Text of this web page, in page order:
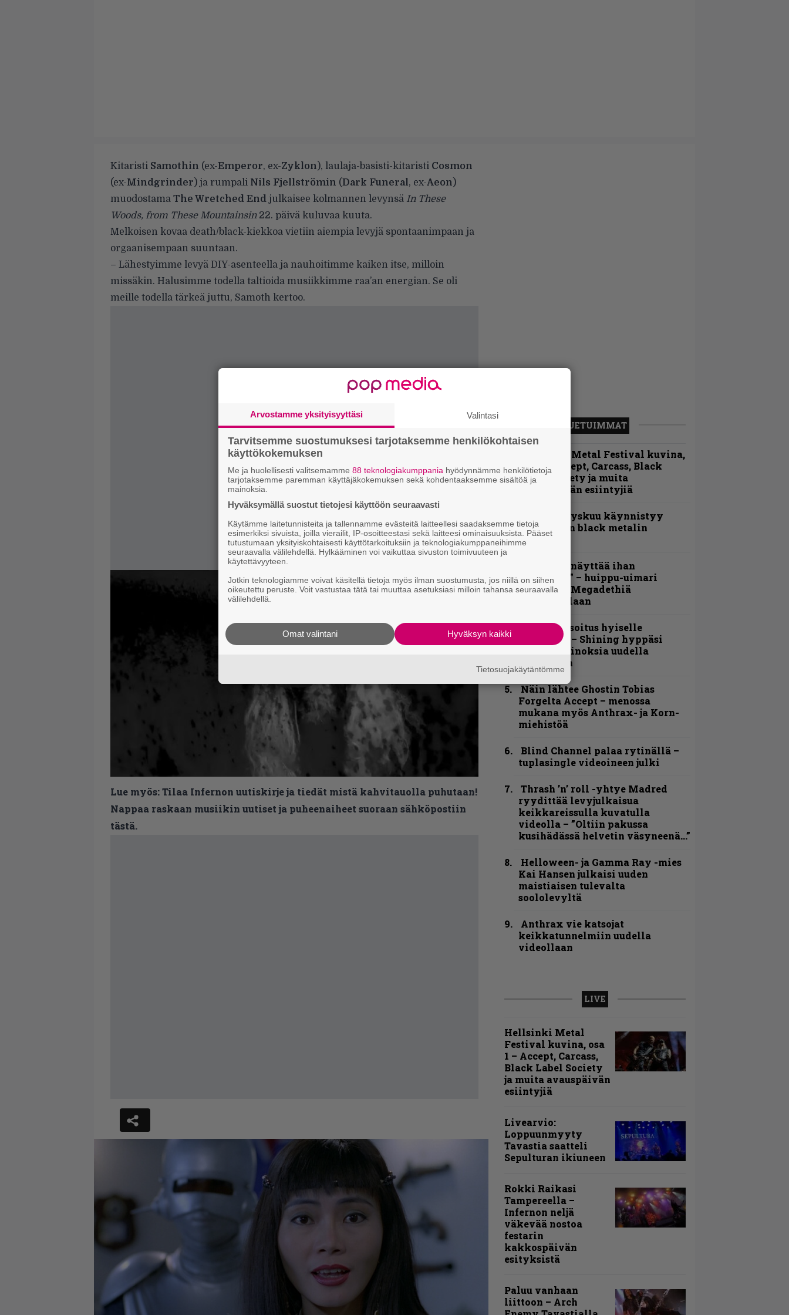
Kitaristi Samothin (ex-Emperor, ex-Zyklon), laulaja-basisti-kitaristi Cosmon
(ex-Mindgrinder) ja rumpali Nils Fjellströmin (Dark Funeral, ex-Aeon)
muodostama The Wretched End julkaisee kolmannen levynsä In These
Woods, from These Mountainsin22. päivä kuluvaa kuuta.
Melkoisen kovaa death/black-kiekkoa vietiin aiempia levyjä spontaanimpaan ja
orgaanisempaan suuntaan.
– Lähestyimme levyä DIY-asenteella ja nauhoitimme kaiken itse, milloin
missäkin. Halusimme todella taltioida musiikkimme raa’an energian. Se oli
meille todella tärkeä juttu, Samoth kertoo.
Lue myös:Tilaa Infernon uutiskirje ja tiedät mistä kahvitauolla puhutaan!
Nappaa raskaan musiikin uutiset ja puheenaiheet suoraan sähköpostiin
tästä.
LUETUIMMAT
Hellsinki Metal Festival kuvina,
osa 1 – Accept, Carcass, Black
Label Society ja muita
avauspäivän esiintyjiä
Espoon syyskuu käynnistyy
kotimaisen black metalin
merkeissä
”Mitalini näyttää ihan
plektralta” – huippu-uimari
jamittelee Megadethiä
palkinnollaan
Kunnianosoitus hyiselle
Pohjolalle – Shining hyppäsi
keskelle kinoksia uudella
videollaan
Näin lähtee Ghostin Tobias
Forgelta Accept – menossa
mukana myös Anthrax- ja Korn-
miehistöä
Blind Channel palaa rytinällä –
tuplasingle videoineen julki
Thrash ’n’ roll -yhtye Madred
ryydittää levyjulkaisua
keikkareissulla kuvatulla
videolla – ”Oltiin pakussa
kusihädässä helvetin väsyneenä…”
Helloween- ja Gamma Ray -mies
Kai Hansen julkaisi uuden
maistiaisen tulevalta
soololevyltä
Anthrax vie katsojat
keikkatunnelmiin uudella
videollaan
LIVE
Hellsinki Metal
Festival kuvina, osa
1 – Accept, Carcass,
Black Label Society
ja muita avauspäivän
esiintyjiä
Livearvio:
Loppuunmyyty
Tavastia saatteli
Sepulturan ikiuneen
Rokki Raikasi
Tampereella –
Infernon neljä
väkevää nostoa
festarin
kakkospäivän
esityksistä
Paluu vanhaan
liittoon – Arch
Arvostamme yksityisyyttäsi Valintasi
Tarvitsemme suostumuksesi tarjotaksemme henkilökohtaisen
käyttökokemuksen
Me ja huolellisesti valitsemamme 88 teknologiakumppania hyödynnämme henkilötietoja
tarjotaksemme paremman käyttäjäkokemuksen sekä kohdentaaksemme sisältöä ja
mainoksia.
Hyväksymällä suostut tietojesi käyttöön seuraavasti
Käytämme laitetunnisteita ja tallennamme evästeitä laitteellesi saadaksemme tietoja
esimerkiksi sivuista, joilla vierailit, IP-osoitteestasi sekä laitteesi ominaisuuksista. Pääset
tutustumaan yksityiskohtaisesti käyttötarkoituksiin ja teknologiakumppaneihimme
seuraavalla välilehdellä. Hylkääminen voi vaikuttaa sivuston toimivuuteen ja
käytettävyyteen.
Jotkin teknologiamme voivat käsitellä tietoja myös ilman suostumusta, jos niillä on siihen
oikeutettu peruste. Voit vastustaa tätä tai muuttaa asetuksiasi milloin tahansa seuraavalla
välilehdellä.
Hyväksyn kaikki
Omat valintani
Tietosuojakäytäntömme